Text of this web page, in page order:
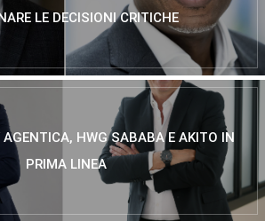
LE DECISIONI CRITICHE
AGENTICA, HWG SABABA E AKITO IN
PRIMA LINEA